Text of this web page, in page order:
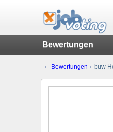
Bewertungen
Bewertungen buw